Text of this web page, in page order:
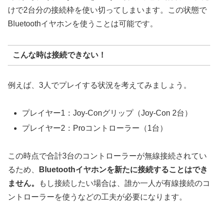
けで2台分の接続枠を使い切ってしまいます。この状態で
Bluetoothイヤホンを使うことは可能です。
こんな時は接続できない！
例えば、3人でプレイする状況を考えてみましょう。
プレイヤー1：Joy-Conグリップ（Joy-Con 2台）
プレイヤー2：Proコントローラー（1台）
この時点で合計3台のコントローラーが無線接続されてい
るため、
Bluetoothイヤホンを新たに接続することはでき
ません。
もし接続したい場合は、誰か一人が有線接続のコ
ントローラーを使うなどの工夫が必要になります。